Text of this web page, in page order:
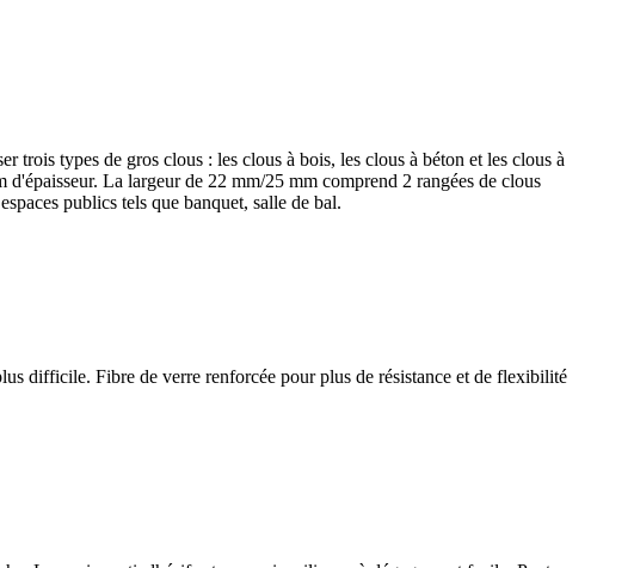
types de gros clous : les clous à bois, les clous à béton et les clous à
La largeur de 22 mm/25 mm comprend 2 rangées de clous
publics tels que banquet, salle de bal.
difficile. Fibre de verre renforcée pour plus de résistance et de flexibilité